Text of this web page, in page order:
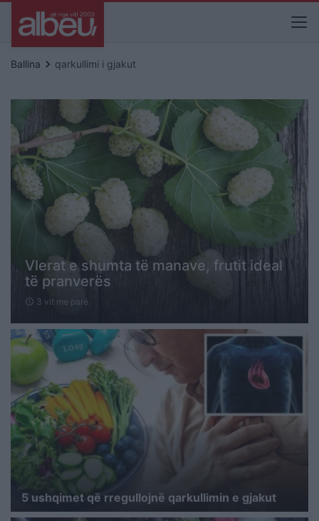
Ballina keyboard_arrow_right qarkullimi i gjakut
Vlerat e shumta të manave, frutit ideal
të pranverës
schedule 3 vit me parë
5 ushqimet që rregullojnë qarkullimin e gjakut